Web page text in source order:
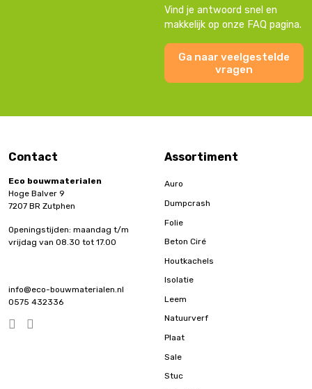
Vind je antwoord snel en
makkelijk op onze FAQ pagina.
Ga naar veelgestelde
vragen
Contact
Eco bouwmaterialen
Hoge Balver 9
7207 BR Zutphen
Openingstijden: maandag t/m
vrijdag van 08.30 tot 17.00
info@eco-bouwmaterialen.nl
0575 432336
Assortiment
Auro
Dumpcrash
Folie
Beton Ciré
Houtkachels
Isolatie
Leem
Natuurverf
Plaat
Sale
Stuc